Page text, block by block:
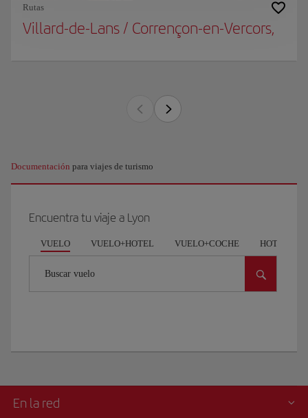
Rutas
Villard-de-Lans / Corrençon-en-Vercors,
Documentación para viajes de turismo
Encuentra tu viaje a Lyon
VUELO VUELO+HOTEL VUELO+COCHE HOTEL
Buscar vuelo
En la red